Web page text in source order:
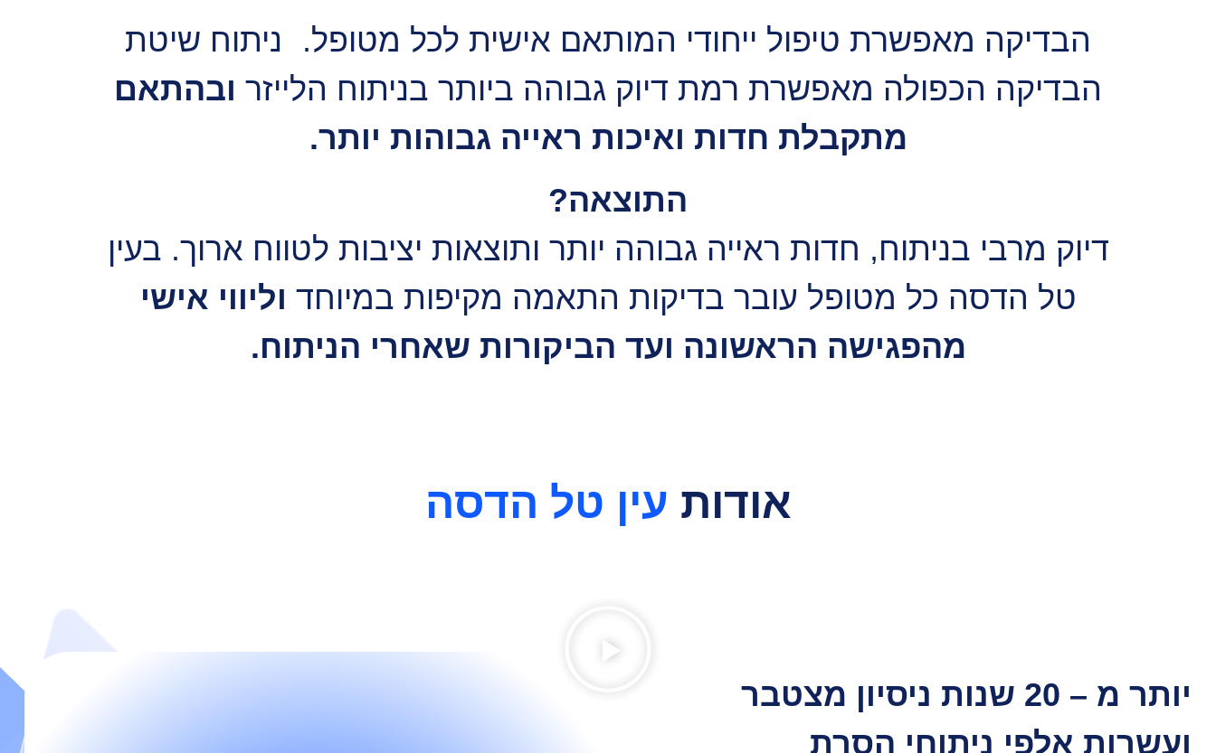
הבדיקה מאפשרת טיפול ייחודי המותאם אישית לכל מטופל. ניתוח שיטת
הבדיקה הכפולה מאפשרת רמת דיוק גבוהה ביותר בניתוח הלייזר ובהתאם
מתקבלת חדות ואיכות ראייה גבוהות יותר.
התוצאה?
דיוק מרבי בניתוח, חדות ראייה גבוהה יותר ותוצאות יציבות לטווח ארוך. בעין
טל הדסה כל מטופל עובר בדיקות התאמה מקיפות במיוחד וליווי אישי
מהפגישה הראשונה ועד הביקורות שאחרי הניתוח.
אודות עין טל הדסה
יותר מ – 20 שנות ניסיון מצטבר
ועשרות אלפי ניתוחי הסרת